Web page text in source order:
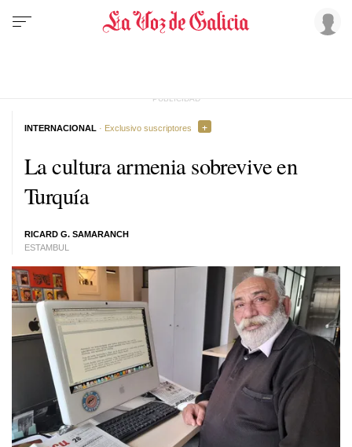
La cultura armenia sobrevive en
Turquía
RICARD G. SAMARANCH
ESTAMBUL
INTERNACIONAL · Exclusivo suscriptores